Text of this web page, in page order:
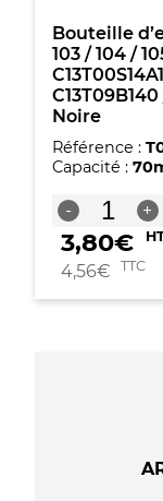
/
/
/
/
-
Bouteille
103 / 104 /
C13T09B140
Noire
Référence :
Capacité :
-
quantité
de
Bouteille
d'encre
Epson
+
3,80€
4,56€ TTC